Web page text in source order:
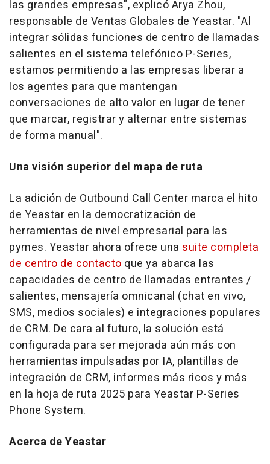
las grandes empresas", explicóArya Zhou,
responsable de Ventas Globales de Yeastar. "Al
integrar sólidas funciones de centro de llamadas
salientes en el sistema telefónico P-Series,
estamos permitiendo a las empresas liberar a
los agentes para que mantengan
conversaciones de alto valor en lugar de tener
que marcar, registrar y alternar entre sistemas
de forma manual".
Una visión superior del mapa de ruta
La adición de Outbound Call Center marca el hito
de Yeastar en la democratización de
herramientas de nivel empresarial para las
pymes. Yeastar ahora ofrece una suite completa
de centro de contacto que ya abarca las
capacidades de centro de llamadas entrantes /
salientes, mensajería omnicanal (chat en vivo,
SMS, medios sociales) e integraciones populares
de CRM. De cara al futuro, la solución está
configurada para ser mejorada aún más con
herramientas impulsadas por IA, plantillas de
integración de CRM, informes más ricos y más
en la hoja de ruta 2025 para Yeastar P-Series
Phone System.
Acerca de Yeastar